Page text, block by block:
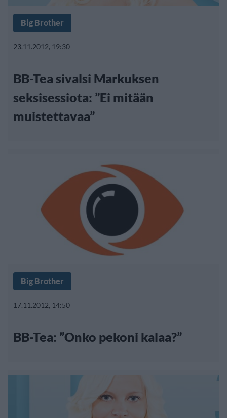
Big Brother
23.11.2012, 19:30
BB-Tea sivalsi Markuksen
seksisessiota: ”Ei mitään
muistettavaa”
Big Brother
17.11.2012, 14:50
BB-Tea: ”Onko pekoni kalaa?”